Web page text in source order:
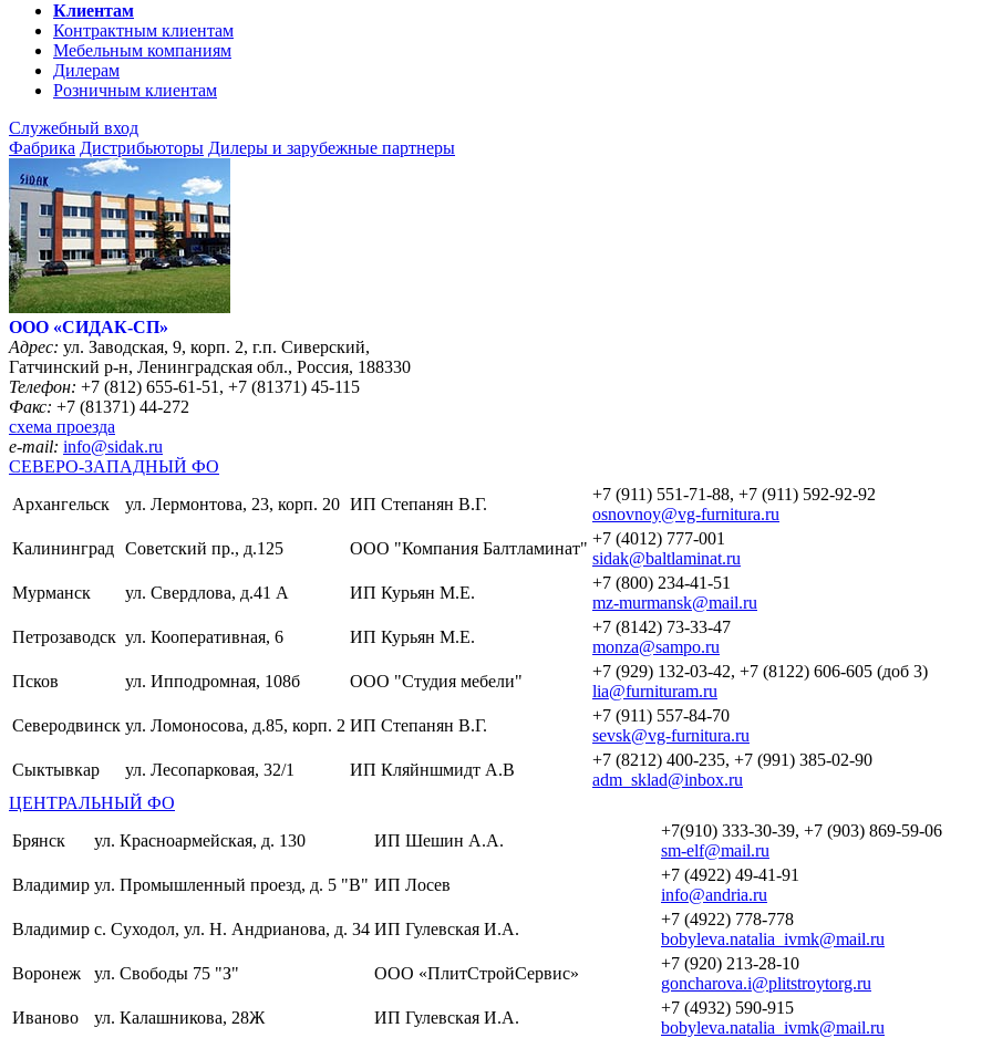
Клиентам
Контрактным клиентам
Мебельным компаниям
Дилерам
Розничным клиентам
Служебный вход
Фабрика Дистрибьюторы Дилеры и зарубежные партнеры
ООО «CИДАК-СП»
Адрес: ул. Заводская, 9, корп. 2, г.п. Сиверский,
Гатчинский р-н, Ленинградская обл., Россия, 188330
Телефон: +7 (812) 655-61-51, +7 (81371) 45-115
Факс: +7 (81371) 44-272
схема проезда
e-mail: info@sidak.ru
СЕВЕРО-ЗАПАДНЫЙ ФО
Архангельск
ул. Лермонтова, 23, корп. 20 ИП Степанян В.Г.
+7 (911) 551-71-88, +7 (911) 592-92-92
osnovnoy@vg-furnitura.ru
Калининград Советский пр., д.125 ООО "Компания Балтламинат"
+7 (4012) 777-001
sidak@baltlaminat.ru
Мурманск
ул. Свердлова, д.41 А ИП Курьян М.Е.
+7 (800) 234-41-51
mz-murmansk@mail.ru
Петрозаводск ул. Кооперативная, 6 ИП Курьян М.Е.
+7 (8142) 73-33-47
monza@sampo.ru
Псков
ул. Ипподромная, 108б ООО "Студия мебели"
+7 (929) 132-03-42, +7 (8122) 606-605 (доб 3)
lia@furnituram.ru
Северодвинск ул. Ломоносова, д.85, корп. 2 ИП Степанян В.Г.
+7 (911) 557-84-70
sevsk@vg-furnitura.ru
Сыктывкар
ул. Лесопарковая, 32/1 ИП Кляйншмидт А.В
+7 (8212) 400-235, +7 (991) 385-02-90
adm_sklad@inbox.ru
ЦЕНТРАЛЬНЫЙ ФО
Брянск
ул. Красноармейская, д. 130 ИП Шешин А.А.
+7(910) 333-30-39, +7 (903) 869-59-06
sm-elf@mail.ru
Владимир ул. Промышленный проезд, д. 5 "В" ИП Лосев
+7 (4922) 49-41-91
info@andria.ru
Владимир с. Суходол, ул. Н. Андрианова, д. 34 ИП Гулевская И.А.
+7 (4922) 778-778
bobyleva.natalia_ivmk@mail.ru
Воронеж
ул. Свободы 75 "З" ООО «ПлитСтройСервис»
+7 (920) 213-28-10
goncharova.i@plitstroytorg.ru
Иваново
ул. Калашникова, 28Ж ИП Гулевская И.А.
+7 (4932) 590-915
bobyleva.natalia_ivmk@mail.ru